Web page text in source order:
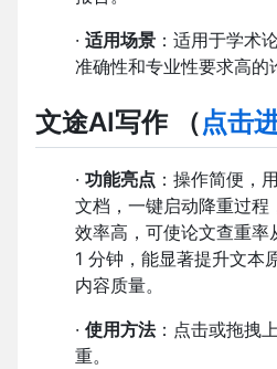
· 适用场景 ：适用于学术
准确性和专业性要求高的
文途AI写作（点击
· 功能亮点 ：操作简便，
文档，一键启动降重过程
效率高，可使论文查重
1 分钟，能显著提升文本
内容质量。
· 使用方法：点击或拖拽
重。